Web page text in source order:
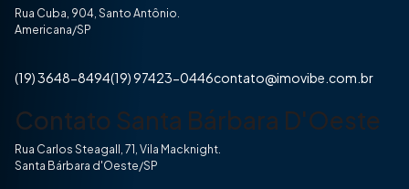
Rua Cuba, 904, Santo Antônio.
Americana/SP
(19) 3648-8494(19) 97423-0446contato@imovibe.com.br
Contato Santa Bárbara D'Oeste
Rua Carlos Steagall, 71, Vila Macknight.
Santa Bárbara d'Oeste/SP